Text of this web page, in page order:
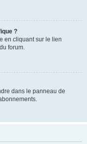
?
en cliquant sur le lien
forum.
dans le panneau de